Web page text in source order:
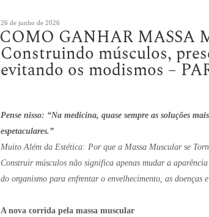
Publicado
em
26 de junho de 2026
COMO GANHAR MASSA
Construindo músculos,
evitando os modismos –
Pense nisso: “Na medicina, quase sempre as soluções
espetaculares.”
Muito Além da Estética: Por que a Massa Muscular se
Construir músculos não significa apenas mudar a
do organismo para enfrentar o envelhecimento, as doenças
A nova corrida pela massa muscular